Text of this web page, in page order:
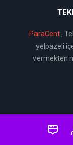
ParaCent,
yelpazeli
vermekten